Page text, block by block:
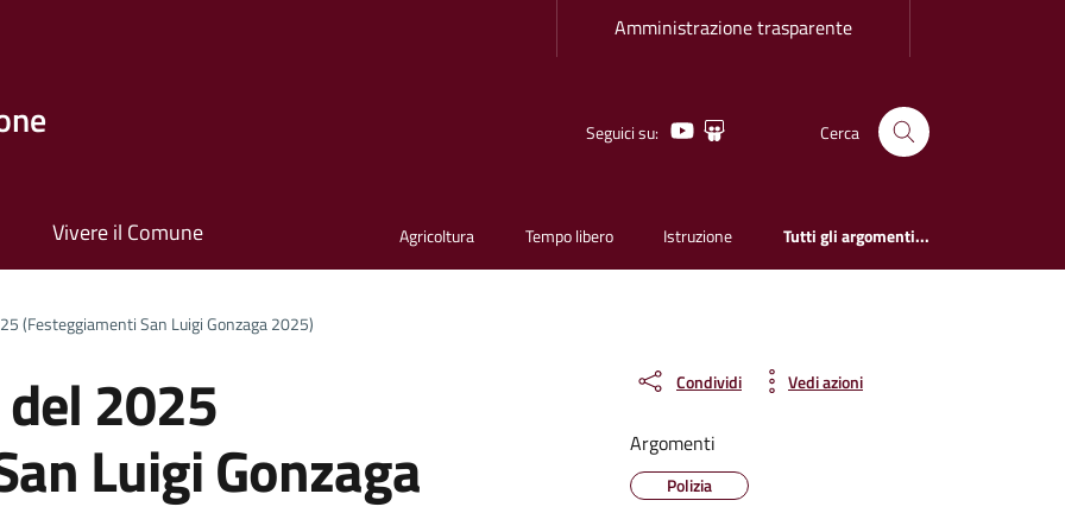
Amministrazione trasparente
Seguici su: YoutubeSlideshare Cerca
Vivere il Comune Agricoltura Tempo libero Istruzione Tutti gli argomenti...
(Festeggiamenti San Luigi Gonzaga 2025)
2025
Luigi Gonzaga
Condividi Vedi azioni
Argomenti
Polizia